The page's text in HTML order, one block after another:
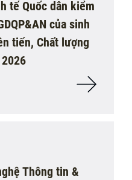
tế Quốc dân kiểm
của sinh
tiến, Chất lượng
Thông tin &